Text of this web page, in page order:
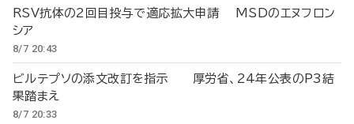
RSV抗体の2回目投与で適応拡大申請 MSDのエヌフロン
シア
8/7 20:43
ビルテプソの添文改訂を指示 厚労省、24年公表のP3結
果踏まえ
8/7 20:33